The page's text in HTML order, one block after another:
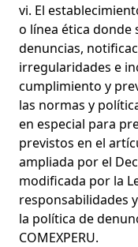
vi. El
o línea ética donde
denuncias,
irregularidades e
cumplimiento y
las normas y
en especial para
previstos en el
ampliada por el
modificada por la
responsabilidades
la política de
COMEXPERU.